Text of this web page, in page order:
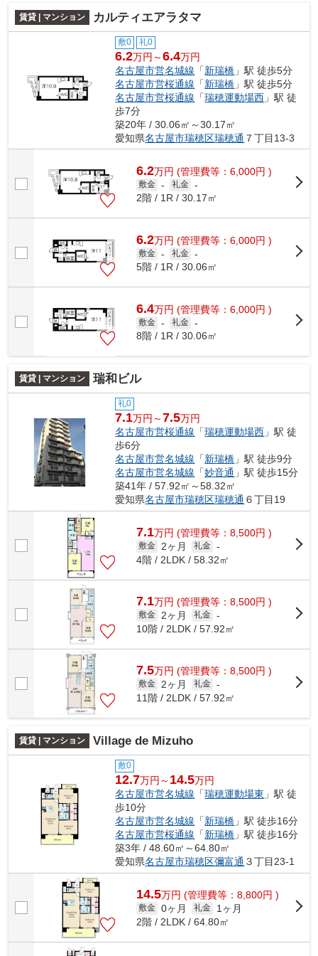
賃貸 | マンション カルティエアラタマ
敷0 礼0
6.2万円～6.4万円
名古屋市営名城線 「新瑞橋 」駅 徒歩5分
名古屋市営桜通線 「新瑞橋 」駅 徒歩5分
名古屋市営桜通線 「瑞穂運動場西 」駅 徒
歩7分
築20年 / 30.06㎡～30.17㎡
愛知県名古屋市瑞穂区瑞穂通 ７丁目13-3
6.2万円 (管理費等：6,000円 )
敷金 - 礼金 -
2階 / 1R / 30.17㎡
6.2万円 (管理費等：6,000円 )
敷金 - 礼金 -
5階 / 1R / 30.06㎡
6.4万円 (管理費等：6,000円 )
敷金 - 礼金 -
8階 / 1R / 30.06㎡
賃貸 | マンション 瑞和ビル
礼0
7.1万円～7.5万円
名古屋市営桜通線 「瑞穂運動場西 」駅 徒
歩6分
名古屋市営名城線 「新瑞橋 」駅 徒歩9分
名古屋市営名城線 「妙音通 」駅 徒歩15分
築41年 / 57.92㎡～58.32㎡
愛知県名古屋市瑞穂区瑞穂通 ６丁目19
7.1万円 (管理費等：8,500円 )
敷金 2ヶ月 礼金 -
4階 / 2LDK / 58.32㎡
7.1万円 (管理費等：8,500円 )
敷金 2ヶ月 礼金 -
10階 / 2LDK / 57.92㎡
7.5万円 (管理費等：8,500円 )
敷金 2ヶ月 礼金 -
11階 / 2LDK / 57.92㎡
賃貸 | マンション Village de Mizuho
敷0
12.7万円～ 14.5万円
名古屋市営名城線 「瑞穂運動場東 」駅 徒
歩10分
名古屋市営名城線 「新瑞橋 」駅 徒歩16分
名古屋市営桜通線 「新瑞橋 」駅 徒歩16分
築3年 / 48.60㎡～64.80㎡
愛知県名古屋市瑞穂区彌富通 ３丁目23-1
14.5万円 (管理費等：8,800円 )
敷金 0ヶ月 礼金
1ヶ月
2階 / 2LDK / 64.80㎡